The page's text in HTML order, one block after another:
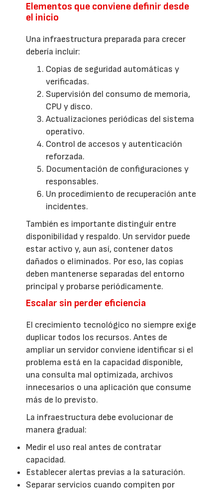
Elementos que conviene definir desde
el inicio
Una infraestructura preparada para crecer
debería incluir:
Copias de seguridad automáticas y
verificadas.
Supervisión del consumo de memoria,
CPU y disco.
Actualizaciones periódicas del sistema
operativo.
Control de accesos y autenticación
reforzada.
Documentación de configuraciones y
responsables.
Un procedimiento de recuperación ante
incidentes.
También es importante distinguir entre
disponibilidad y respaldo. Un servidor puede
estar activo y, aun así, contener datos
dañados o eliminados. Por eso, las copias
deben mantenerse separadas del entorno
principal y probarse periódicamente.
Escalar sin perder eficiencia
El crecimiento tecnológico no siempre exige
duplicar todos los recursos. Antes de
ampliar un servidor conviene identificar si el
problema está en la capacidad disponible,
una consulta mal optimizada, archivos
innecesarios o una aplicación que consume
más de lo previsto.
La infraestructura debe evolucionar de
manera gradual:
Medir el uso real antes de contratar
capacidad.
Establecer alertas previas a la saturación.
Separar servicios cuando compiten por